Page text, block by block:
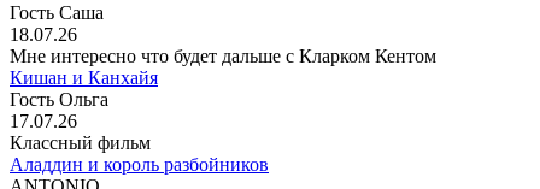
Гость Саша
18.07.26
Мне интересно что будет дальше с Кларком Кентом
Кишан и Канхайя
Гость Ольга
17.07.26
Классный фильм
Аладдин и король разбойников